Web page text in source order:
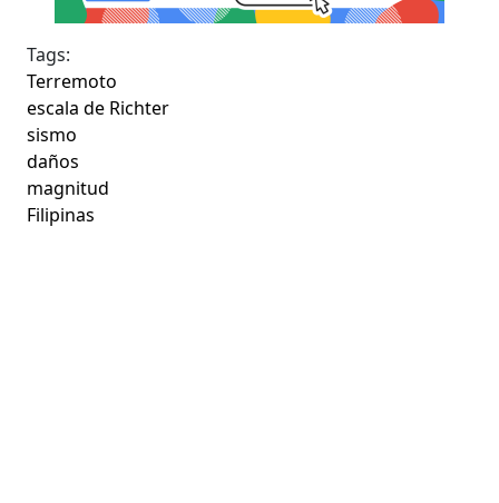
Tags:
Terremoto
escala de Richter
sismo
daños
magnitud
Filipinas